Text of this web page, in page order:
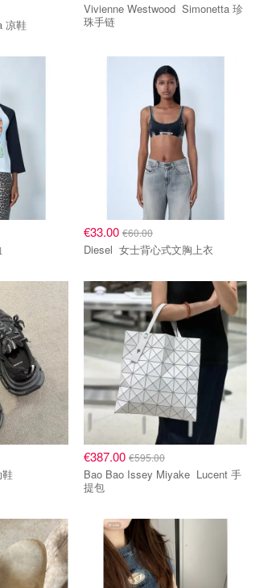
凉鞋
Vivienne Westwood Simonetta 珍
珠手链
€33.00 €60.00
Diesel 女士背心式文胸上衣
鞋
€387.00 €595.00
Bao Bao Issey Miyake Lucent 手
提包